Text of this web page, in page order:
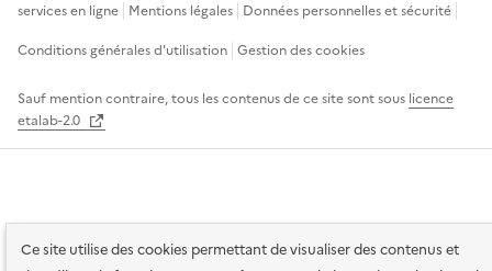
Ce site utilise des cookies permettant de visualiser des contenus et
services en ligne Mentions légales Données personnelles et sécurité
Conditions générales d'utilisation Gestion des cookies
Sauf mention contraire, tous les contenus de ce site sont sous licence
etalab-2.0